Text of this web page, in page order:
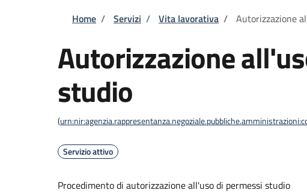
Briciole di pane
Home / Servizi / Vita lavorativa / Autorizzazione
Autorizzazione
studio
(
Servizio attivo
Procedimento di autorizzazione all'uso di permessi studio